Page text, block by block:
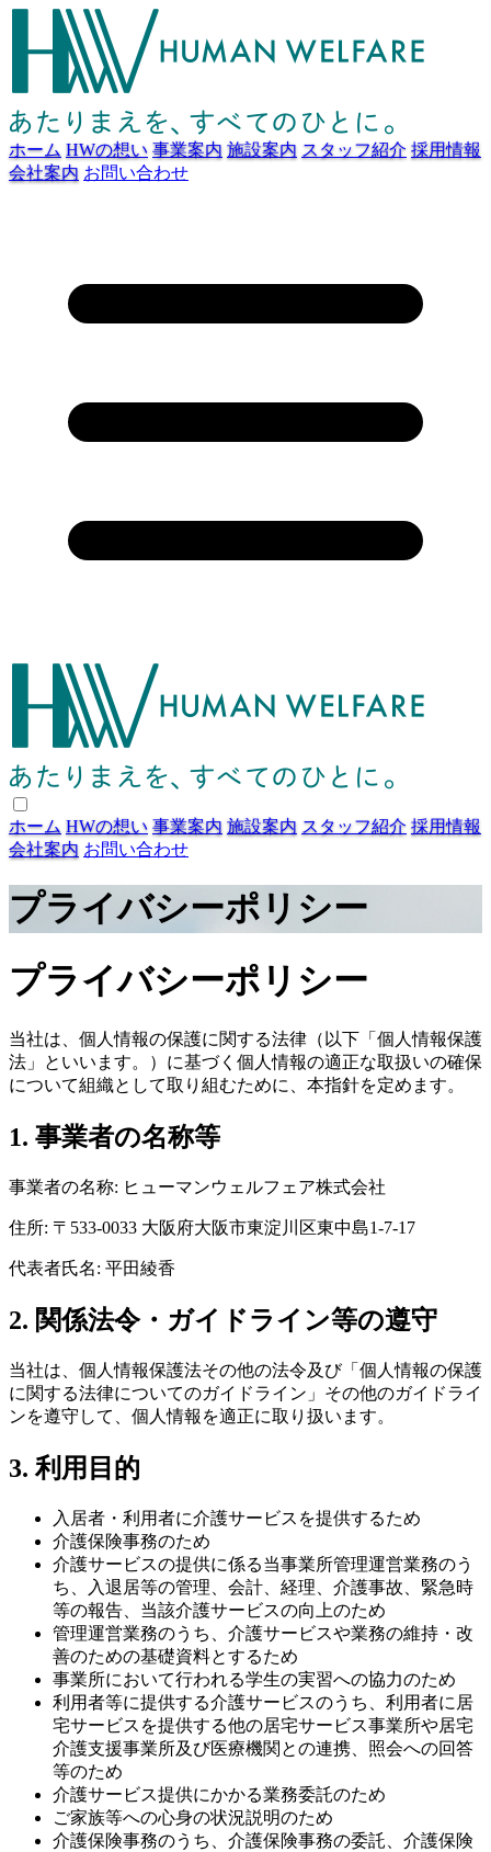
ホーム HWの想い 事業案内 施設案内 スタッフ紹介 採用情報
会社案内 お問い合わせ
ホーム HWの想い 事業案内 施設案内 スタッフ紹介 採用情報
会社案内 お問い合わせ
プライバシーポリシー
プライバシーポリシー
当社は、個人情報の保護に関する法律（以下「個人情報保護
法」といいます。）に基づく個人情報の適正な取扱いの確保
について組織として取り組むために、本指針を定めます。
1. 事業者の名称等
事業者の名称: ヒューマンウェルフェア株式会社
住所: 〒533-0033 大阪府大阪市東淀川区東中島1-7-17
代表者氏名: 平田綾香
2. 関係法令・ガイドライン等の遵守
当社は、個人情報保護法その他の法令及び「個人情報の保護
に関する法律についてのガイドライン」その他のガイドライ
ンを遵守して、個人情報を適正に取り扱います。
3. 利用目的
入居者・利用者に介護サービスを提供するため
介護保険事務のため
介護サービスの提供に係る当事業所管理運営業務のう
ち、入退居等の管理、会計、経理、介護事故、緊急時
等の報告、当該介護サービスの向上のため
管理運営業務のうち、介護サービスや業務の維持・改
善のための基礎資料とするため
事業所において行われる学生の実習への協力のため
利用者等に提供する介護サービスのうち、利用者に居
宅サービスを提供する他の居宅サービス事業所や居宅
介護支援事業所及び医療機関との連携、照会への回答
等のため
介護サービス提供にかかる業務委託のため
ご家族等への心身の状況説明のため
介護保険事務のうち、介護保険事務の委託、介護保険